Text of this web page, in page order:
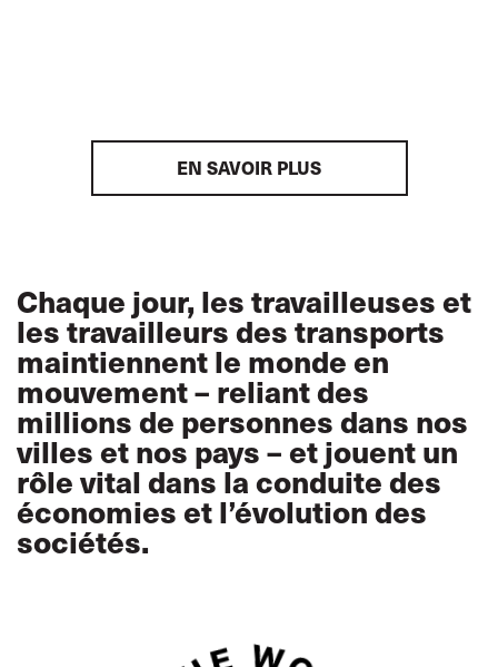
EN SAVOIR PLUS
Chaque jour, les travailleuses et
les travailleurs des transports
maintiennent le monde en
mouvement – reliant des
millions de personnes dans nos
villes et nos pays – et jouent un
rôle vital dans la conduite des
économies et l’évolution des
sociétés.